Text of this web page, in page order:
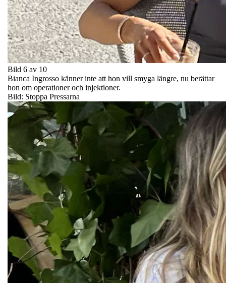
Bild 6 av 10
Bianca Ingrosso känner inte att hon vill smyga längre, nu berättar
hon om operationer och injektioner.
Bild: Stoppa Pressarna